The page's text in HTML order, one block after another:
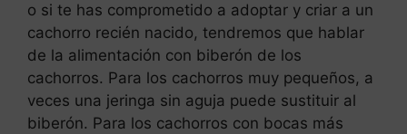
o si te has comprometido a adoptar y criar a un
cachorro recién nacido, tendremos que hablar
de la alimentación con biberón de los
cachorros. Para los cachorros muy pequeños, a
veces una jeringa sin aguja puede sustituir al
biberón. Para los cachorros con bocas más